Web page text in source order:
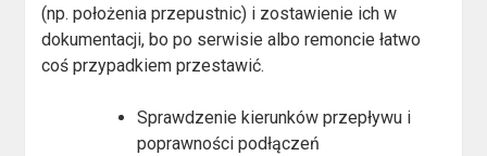
(np. położenia przepustnic) i zostawienie ich w
dokumentacji, bo po serwisie albo remoncie łatwo
coś przypadkiem przestawić.
Sprawdzenie kierunków przepływu i
poprawności podłączeń